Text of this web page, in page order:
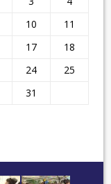
10
11
17
18
24
25
31